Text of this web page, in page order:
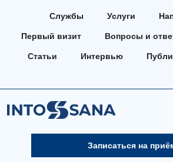
Гематология
Дерматовенерология
Кардиология
Маммология
Медицинская психология
Неврология
Службы Услуги
Первый визит Вопросы и
Статьи Интервью
Записаться на